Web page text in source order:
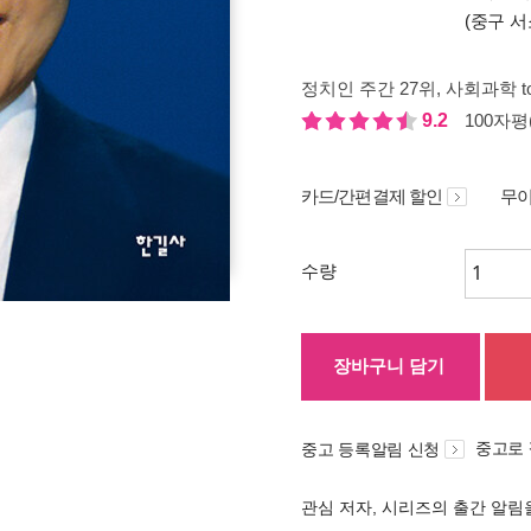
(중구
정치인 주간 27위, 사회과학
9.2
100자
카드/간편결제 할인 무
수량
장바구니 담기
중고 등록알림 신청 중고로
관심 저자, 시리즈의 출간 알림